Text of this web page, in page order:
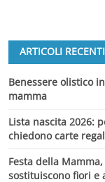
ARTICOLI RECENTI
Benessere olistico
mamma
Lista nascita 2026:
chiedono carte
Festa della
sostituiscono fiori e